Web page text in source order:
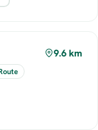
9.6 km